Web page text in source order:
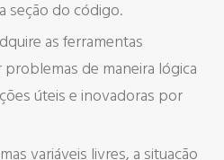
seção do código.
as ferramentas
de maneira lógica
úteis e inovadoras por
variáveis livres, a situação